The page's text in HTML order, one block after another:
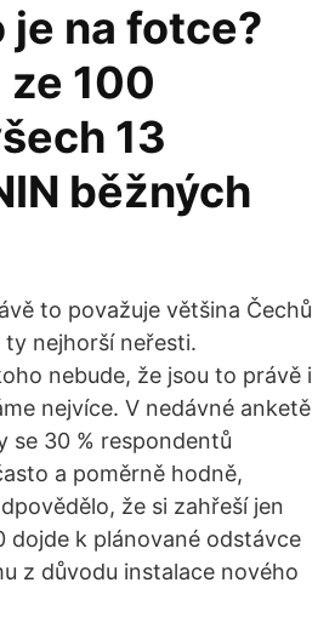
je na fotce?
100
13
běžných
to považuje většina Čechů
ty nejhorší neřesti.
nebude, že jsou to právě i
nejvíce. V nedávné anketě
se 30 % respondentů
a poměrně hodně,
že si zahřeší jen
k plánované odstávce
z důvodu instalace nového